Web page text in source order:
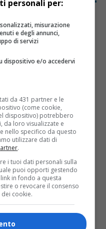
prevede due
di
tecnica da
dalla Regione.
rientrare nelle
Scienze della
innovative
medici integrati.
Living: supporto
personali per:
misurazione
e degli annunci,
di servizi
dispositivo e/o accedervi
da 431 partner e le
(come cookie,
dispositivo) potrebbero
da loro visualizzate e
nello specifico da questo
utilizzare dati di
.
i tuoi dati personali sulla
puoi opporti gestendo
in fondo a questa
o revocare il consenso
cookie.